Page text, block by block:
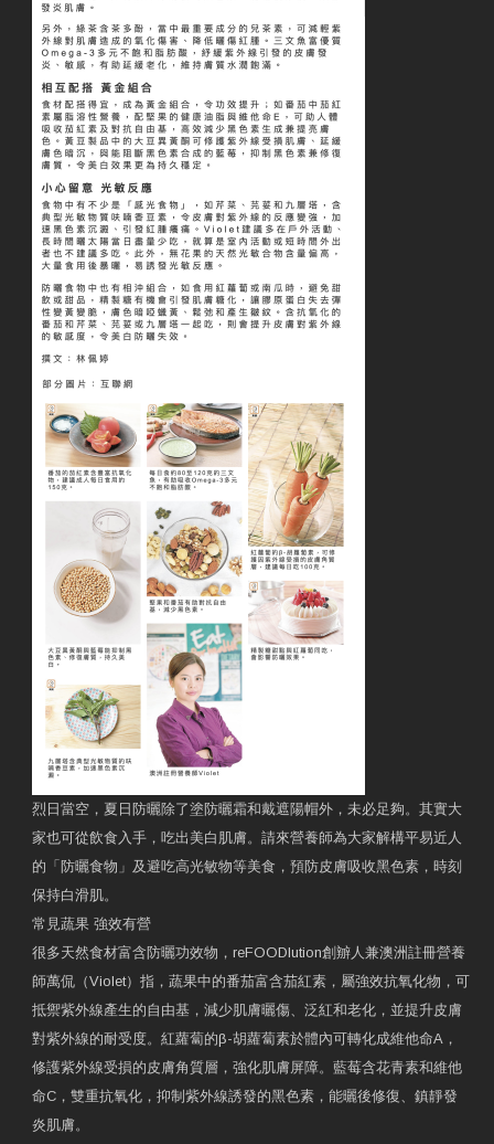
烈日當空，夏日防曬除了塗防曬霜和戴遮陽帽外，未必足夠。其實大
家也可從飲食入手，吃出美白肌膚。請來營養師為大家解構平易近人
的「防曬食物」及避吃高光敏物等美食，預防皮膚吸收黑色素，時刻
保持白滑肌。
常見蔬果 強效有營
很多天然食材富含防曬功效物，reFOODlution創辧人兼澳洲註冊營養
師萬侃（Violet）指，蔬果中的番茄富含茄紅素，屬強效抗氧化物，可
抵禦紫外線產生的自由基，減少肌膚曬傷、泛紅和老化，並提升皮膚
對紫外線的耐受度。紅蘿蔔的β-胡蘿蔔素於體內可轉化成維他命A，
修護紫外線受損的皮膚角質層，強化肌膚屏障。藍莓含花青素和維他
命C，雙重抗氧化，抑制紫外線誘發的黑色素，能曬後修復、鎮靜發
炎肌膚。